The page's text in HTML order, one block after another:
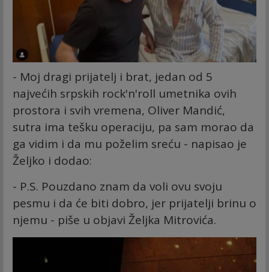
- Moj dragi prijatelj i brat, jedan od 5
najvećih srpskih rock'n'roll umetnika ovih
prostora i svih vremena, Oliver Mandić,
sutra ima tešku operaciju, pa sam morao da
ga vidim i da mu poželim sreću - napisao je
Željko i dodao:
- P.S. Pouzdano znam da voli ovu svoju
pesmu i da će biti dobro, jer prijatelji brinu o
njemu - piše u objavi Željka Mitrovića.